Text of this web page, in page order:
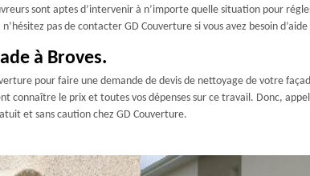
sont aptes d’intervenir à n’importe quelle situation pour
pas de contacter GD Couverture si vous avez besoin
à Broves.
pour faire une demande de devis de nettoyage de votre
connaître le prix et toutes vos dépenses sur ce travail. Donc,
et sans caution chez GD Couverture.